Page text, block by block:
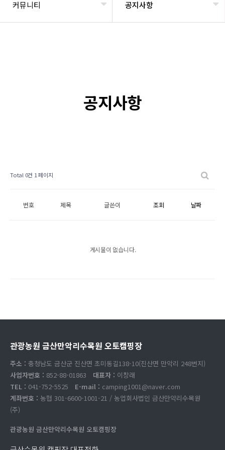
커뮤니티 공지사항
공지사항
Total 0건 1 페이지
번호 제목 글쓴이 조회 날짜
게시물이 없습니다.
관광농원 금산만악리수목원 오토캠핑장
주소 : 충청남도 금산군 진산면 초미동길138-10(진산면 만악리 248번지)
사업자번호 : 852-88-01863 대표자 : 이창래
TEL : 041-752-5525 E-mail : camping1001@naver.com
계좌번호 : 농협 301-6600-1001-21 / 농업회사법인 금산만악리수목원
(주)
관광농원 금산만악리수목원 오토캠핑장